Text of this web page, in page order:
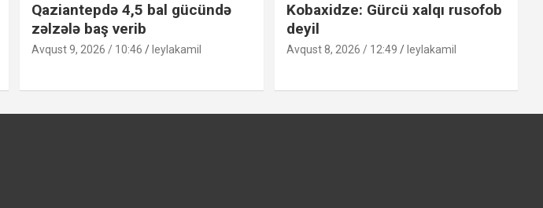
Qaziantepdə 4,5 bal gücündə
zəlzələ baş verib
Avqust 9, 2026 / 10:46 leylakamil
Kobaxidze: Gürcü xalqı rusofob
deyil
Avqust 8, 2026 / 12:49 leylakamil